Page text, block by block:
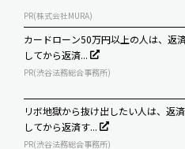
PR(株式会社MURA)
カードローン50万円以上の人は、返
してから返済...
PR(渋谷法務総合事務所)
リボ地獄から抜け出したい人は、返
してから返済す...
PR(渋谷法務総合事務所)